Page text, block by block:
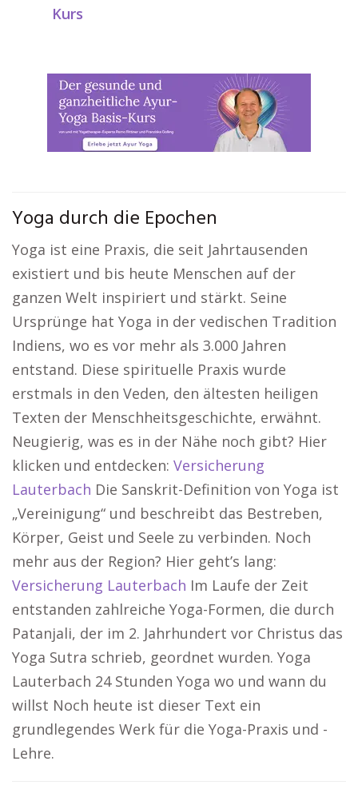
Kurs
Yoga durch die Epochen
Yoga ist eine Praxis, die seit Jahrtausenden
existiert und bis heute Menschen auf der
ganzen Welt inspiriert und stärkt. Seine
Ursprünge hat Yoga in der vedischen Tradition
Indiens, wo es vor mehr als 3.000 Jahren
entstand. Diese spirituelle Praxis wurde
erstmals in den Veden, den ältesten heiligen
Texten der Menschheitsgeschichte, erwähnt.
Neugierig, was es in der Nähe noch gibt? Hier
klicken und entdecken: Versicherung
Lauterbach Die Sanskrit-Definition von Yoga ist
„Vereinigung“ und beschreibt das Bestreben,
Körper, Geist und Seele zu verbinden. Noch
mehr aus der Region? Hier geht’s lang:
Versicherung Lauterbach Im Laufe der Zeit
entstanden zahlreiche Yoga-Formen, die durch
Patanjali, der im 2. Jahrhundert vor Christus das
Yoga Sutra schrieb, geordnet wurden. Yoga
Lauterbach 24 Stunden Yoga wo und wann du
willst Noch heute ist dieser Text ein
grundlegendes Werk für die Yoga-Praxis und -
Lehre.